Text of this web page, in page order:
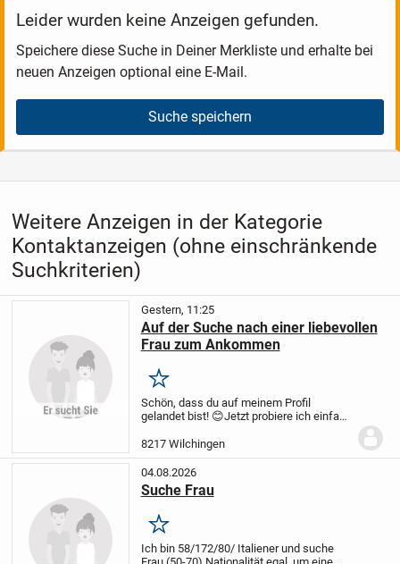
Leider wurden keine Anzeigen gefunden.
Speichere diese Suche in Deiner Merkliste und erhalte bei
neuen Anzeigen optional eine E-Mail.
Suche speichern
Weitere Anzeigen in der Kategorie
Kontaktanzeigen (ohne einschränkende
Suchkriterien)
Gestern, 11:25
Auf der Suche nach einer liebevollen
Frau zum Ankommen
Merken
Schön, dass du auf meinem Profil
gelandet bist! 😊Jetzt probiere ich einfach
genau dich auf diesem Weg kennenlerne.
Vielleicht bist du die Frau, die – genau...
8217 Wilchingen
04.08.2026
Suche Frau
Merken
Ich bin 58/172/80/ Italiener und suche